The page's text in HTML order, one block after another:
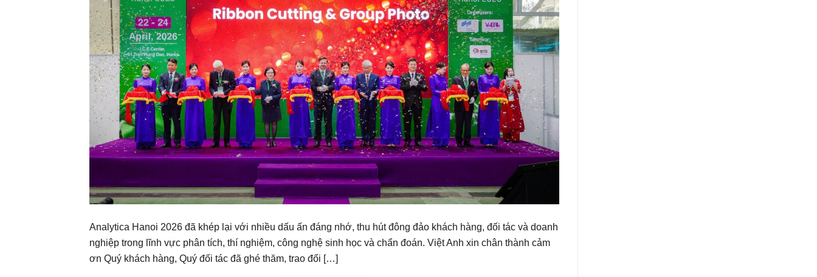
Analytica Hanoi 2026 đã khép lại với nhiều dấu ấn đáng nhớ, thu hút đông đảo khách hàng, đối tác và doanh
nghiệp trong lĩnh vực phân tích, thí nghiệm, công nghệ sinh học và chẩn đoán. Việt Anh xin chân thành cảm
ơn Quý khách hàng, Quý đối tác đã ghé thăm, trao đổi […]